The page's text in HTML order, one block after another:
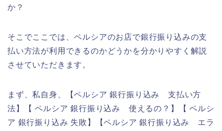
か？
そこでここでは、ペルシアのお店で銀行振り込みの支
払い方法が利用できるのかどうかを分かりやすく解説
させていただきます。
まず、私自身、【ペルシア 銀行振り込み 支払い方
法】【 ペルシア 銀行振り込み 使えるの？】【 ペルシ
ア 銀行振り込み 失敗】【ペルシア 銀行振り込み エラ